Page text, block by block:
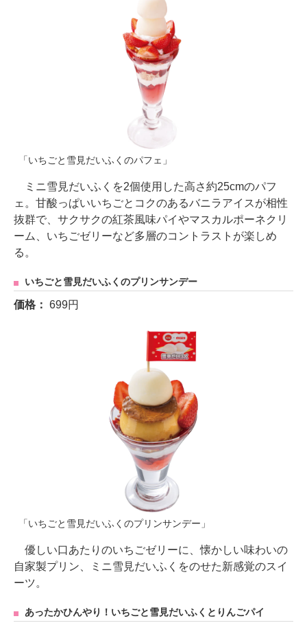
「いちごと雪見だいふくのパフェ」
ミニ雪見だいふくを2個使用した高さ約25cmのパフ
ェ。甘酸っぱいいちごとコクのあるバニラアイスが相性
抜群で、サクサクの紅茶風味パイやマスカルポーネクリ
ーム、いちごゼリーなど多層のコントラストが楽しめ
る。
いちごと雪見だいふくのプリンサンデー
価格： 699円
「いちごと雪見だいふくのプリンサンデー」
優しい口あたりのいちごゼリーに、懐かしい味わいの
自家製プリン、ミニ雪見だいふくをのせた新感覚のスイ
ーツ。
あったかひんやり！いちごと雪見だいふくとりんごパイ